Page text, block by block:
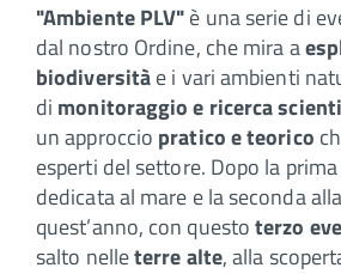
"Ambiente PLV"è una serie di
dal nostro Ordine, che mira a
biodiversitàe i vari ambienti
di monitoraggio e ricerca
un approccio pratico e teorico
esperti del settore. Dopo la
dedicata al mare e la seconda
quest’anno, con questoterzo
salto nelleterre alte, alla